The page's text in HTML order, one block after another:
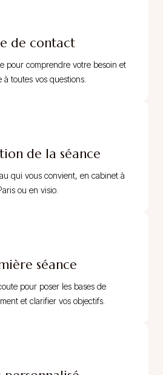
de contact
pour comprendre votre besoin et
à toutes vos questions.
de la séance
qui vous convient, en cabinet à
ou en visio.
séance
pour poser les bases de
et clarifier vos objectifs.